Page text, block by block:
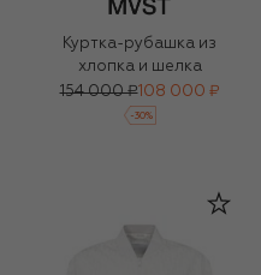
Куртка-рубашка из
хлопка и шелка
154 000 ₽108 000 ₽
-30%